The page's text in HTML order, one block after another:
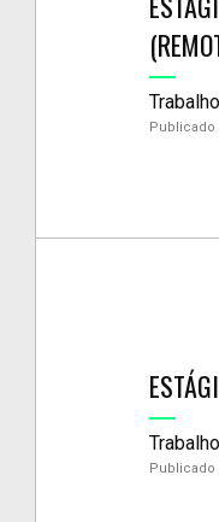
Publicado
Publicado